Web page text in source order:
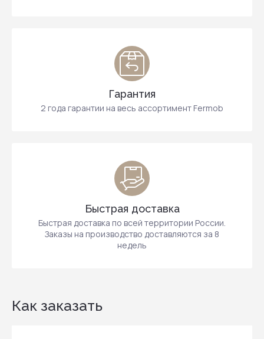
Гарантия
2 года гарантии на весь ассортимент Fermob
Быстрая доставка
Быстрая доставка по всей территории России.
Заказы на производство доставляются за 8
недель
Как заказать